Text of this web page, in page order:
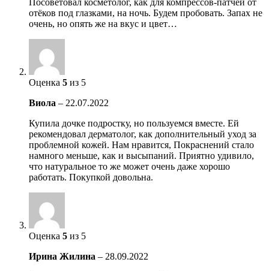
Посоветовал косметолог, как для компрессов-патчей от
отёков под глазками, на ночь. Будем пробовать. Запах не
очень, но опять же на вкус и цвет…
Оценка 5 из 5
Виола – 22.07.2022
Купила дочке подростку, но пользуемся вместе. Ей
рекомендовал дерматолог, как дополнительный уход за
проблемной кожей. Нам нравится, Покраснений стало
намного меньше, как и высыпаний. Приятно удивило,
что натуральное то же может очень даже хорошо
работать. Покупкой довольна.
Оценка 5 из 5
Ирина Жилина – 28.09.2022